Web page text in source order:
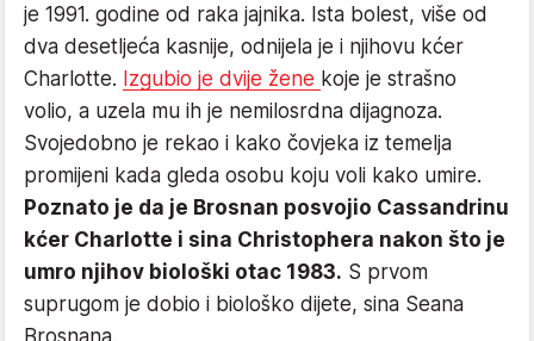
je 1991. godine od raka jajnika. Ista bolest, više od
dva desetljeća kasnije, odnijela je i njihovu kćer
Charlotte. Izgubio je dvije žene koje je strašno
volio, a uzela mu ih je nemilosrdna dijagnoza.
Svojedobno je rekao i kako čovjeka iz temelja
promijeni kada gleda osobu koju voli kako umire.
Poznato je da je Brosnan posvojio Cassandrinu
kćer Charlotte i sina Christophera nakon što je
umro njihov biološki otac 1983. S prvom
suprugom je dobio i biološko dijete, sina Seana
Brosnana.